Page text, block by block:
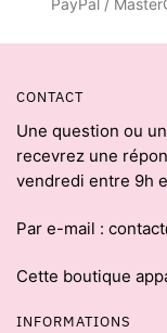
PayPal /
CONTACT
Une question ou
recevrez une
vendredi entre 9h
Par e-mail :
Cette boutique
INFORMATIONS